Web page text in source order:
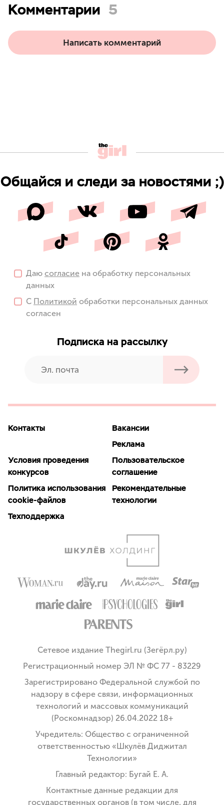
Комментарии 5
Написать комментарий
Общайся и следи за новостями ;)
Даю согласие на обработку персональных
данных
С Политикой обработки персональных данных
согласен
Подписка на рассылку
Контакты
Вакансии
Реклама
Условия проведения
конкурсов
Пользовательское
соглашение
Политика использования
cookie-файлов
Рекомендательные
технологии
Техподдержка
Сетевое издание Thegirl.ru (Зегёрл.ру)
Регистрационный номер ЭЛ № ФС 77 - 83229
Зарегистрировано Федеральной службой по
надзору в сфере связи, информационных
технологий и массовых коммуникаций
(Роскомнадзор) 26.04.2022 18+
Учредитель: Общество с ограниченной
ответственностью «Шкулёв Диджитал
Технологии»
Главный редактор: Бугай Е. А.
Контактные данные редакции для
государственных органов (в том числе, для